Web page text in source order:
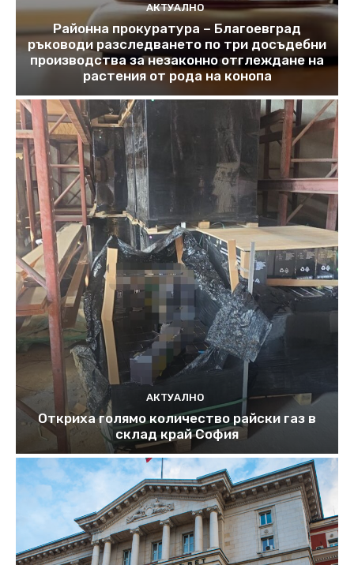
АКТУАЛНО
Районна прокуратура – Благоевград
ръководи разследването по три досъдебни
производства за незаконно отглеждане на
растения от рода на конопа
АКТУАЛНО
Откриха голямо количество райски газ в
склад край София